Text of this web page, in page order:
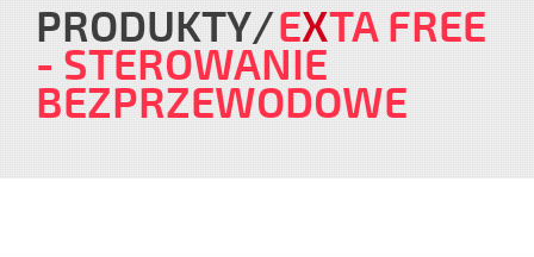
PRODUKTY EXTA FREE
- STEROWANIE
BEZPRZEWODOWE